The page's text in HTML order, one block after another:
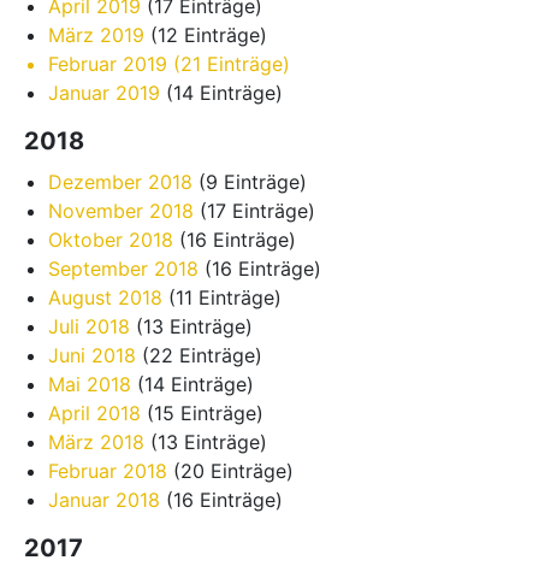
April 2019 (17 Einträge)
März 2019 (12 Einträge)
Februar 2019 (21 Einträge)
Januar 2019 (14 Einträge)
2018
Dezember 2018 (9 Einträge)
November 2018 (17 Einträge)
Oktober 2018 (16 Einträge)
September 2018 (16 Einträge)
August 2018 (11 Einträge)
Juli 2018 (13 Einträge)
Juni 2018 (22 Einträge)
Mai 2018 (14 Einträge)
April 2018 (15 Einträge)
März 2018 (13 Einträge)
Februar 2018 (20 Einträge)
Januar 2018 (16 Einträge)
2017